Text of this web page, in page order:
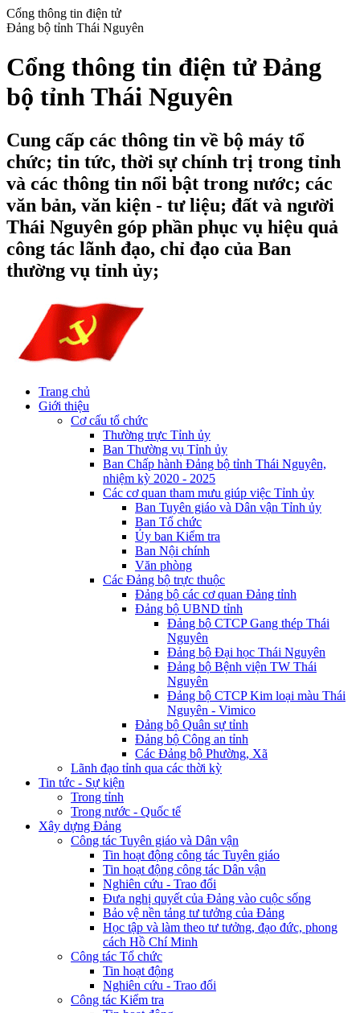
Cổng thông tin điện tử
Đảng bộ tỉnh Thái Nguyên
Cổng thông tin điện tử Đảng
bộ tỉnh Thái Nguyên
Cung cấp các thông tin về bộ máy tổ
chức; tin tức, thời sự chính trị trong tỉnh
và các thông tin nổi bật trong nước; các
văn bản, văn kiện - tư liệu; đất và người
Thái Nguyên góp phần phục vụ hiệu quả
công tác lãnh đạo, chỉ đạo của Ban
thường vụ tỉnh ủy;
Trang chủ
Giới thiệu
Cơ cấu tổ chức
Thường trực Tỉnh ủy
Ban Thường vụ Tỉnh ủy
Ban Chấp hành Đảng bộ tỉnh Thái Nguyên,
nhiệm kỳ 2020 - 2025
Các cơ quan tham mưu giúp việc Tỉnh ủy
Ban Tuyên giáo và Dân vận Tỉnh ủy
Ban Tổ chức
Ủy ban Kiểm tra
Ban Nội chính
Văn phòng
Các Đảng bộ trực thuộc
Đảng bộ các cơ quan Đảng tỉnh
Đảng bộ UBND tỉnh
Đảng bộ CTCP Gang thép Thái
Nguyên
Đảng bộ Đại học Thái Nguyên
Đảng bộ Bệnh viện TW Thái
Nguyên
Đảng bộ CTCP Kim loại màu Thái
Nguyên - Vimico
Đảng bộ Quân sự tỉnh
Đảng bộ Công an tỉnh
Các Đảng bộ Phường, Xã
Lãnh đạo tỉnh qua các thời kỳ
Tin tức - Sự kiện
Trong tỉnh
Trong nước - Quốc tế
Xây dựng Đảng
Công tác Tuyên giáo và Dân vận
Tin hoạt động công tác Tuyên giáo
Tin hoạt động công tác Dân vận
Nghiên cứu - Trao đổi
Đưa nghị quyết của Đảng vào cuộc sống
Bảo vệ nền tảng tư tưởng của Đảng
Học tập và làm theo tư tưởng, đạo đức, phong
cách Hồ Chí Minh
Công tác Tổ chức
Tin hoạt động
Nghiên cứu - Trao đổi
Công tác Kiểm tra